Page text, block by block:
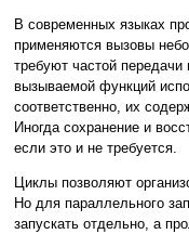
В современных языках
применяются вызовы
требуют частой
вызываемой функций
соответственно, их
Иногда сохранение и
если это и не требуется.
Циклы позволяют
Но для параллельного
запускать отдельно, а